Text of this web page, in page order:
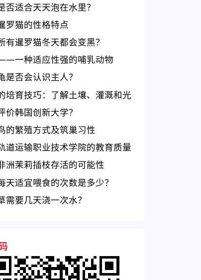
否适合天天泡在水里？
罗猫的性格特点
有暹罗猫冬天都会变黑？
一种适应性强的哺乳动物
是否会认识主人？
培育技巧：了解土壤、灌溉和光
求
价韩国创新大学？
的繁殖方式及筑巢习性
道运输职业技术学院的教育质量
洲茉莉插枝存活的可能性
天适宜喂食的次数是多少？
需要几天浇一次水？